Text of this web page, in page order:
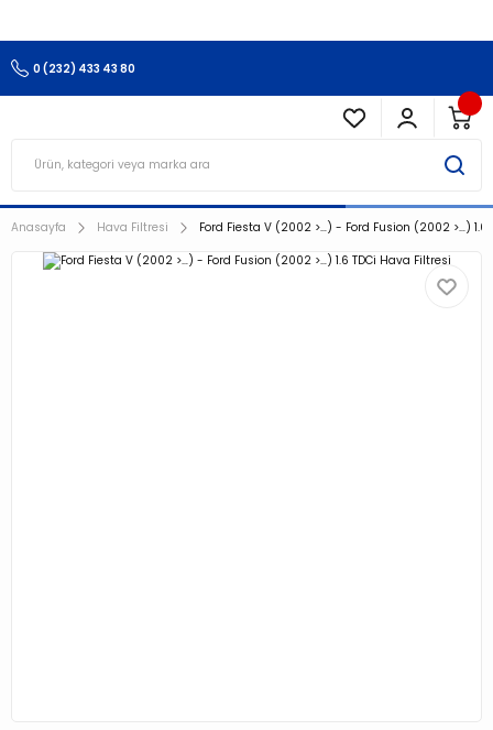
0 (232) 433 43 80
Anasayfa Hava Filtresi Ford Fiesta V (2002 >…) - Ford Fusion (2002 >…) 1.6